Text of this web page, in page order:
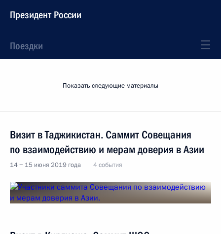
Президент России
Поездки
Показать следующие материалы
Визит в Таджикистан. Саммит Совещания
по взаимодействию и мерам доверия в Азии
14 − 15 июня 2019 года 4 события